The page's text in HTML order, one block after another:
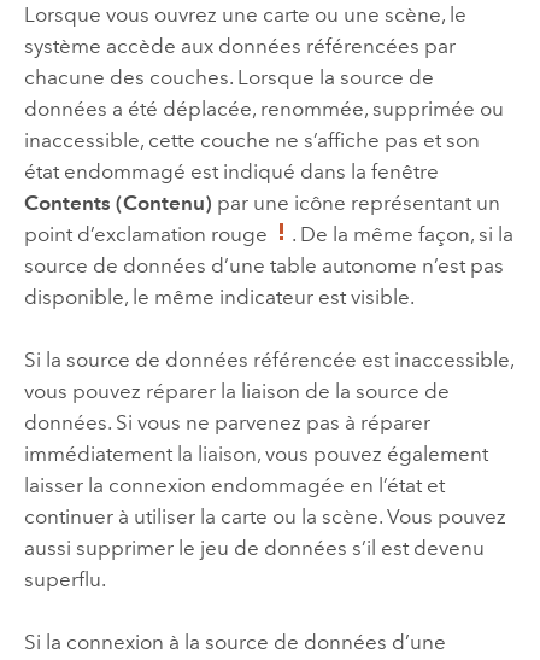
Lorsque vous ouvrez une carte ou une scène, le
système accède aux données référencées par
chacune des couches. Lorsque la source de
données a été déplacée, renommée, supprimée ou
inaccessible, cette couche ne s’affiche pas et son
état endommagé est indiqué dans la fenêtre
Contents (Contenu) par une icône représentant un
point d’exclamation rouge
. De la même façon, si la
source de données d’une table autonome n’est pas
disponible, le même indicateur est visible.
Si la source de données référencée est inaccessible,
vous pouvez réparer la liaison de la source de
données. Si vous ne parvenez pas à réparer
immédiatement la liaison, vous pouvez également
laisser la connexion endommagée en l’état et
continuer à utiliser la carte ou la scène. Vous pouvez
aussi supprimer le jeu de données s’il est devenu
superflu.
Si la connexion à la source de données d’une